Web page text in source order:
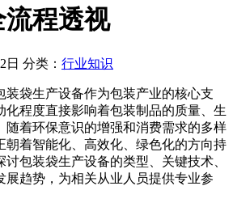
程透视
日 分类： 行业知识
装袋生产设备作为包装产业的核心支
化程度直接影响着包装制品的质量、生
随着环保意识的增强和消费需求的多样
朝着智能化、高效化、绿色化的方向持
包装袋生产设备的类型、关键技术、
展趋势，为相关从业人员提供专业参